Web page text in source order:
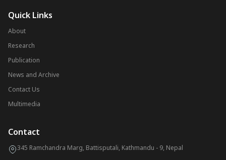
Quick Links
About
Research
Publication
News and Archive
Contact Us
Multimedia
Contact
345 Ramchandra Marg, Battisputali, Kathmandu - 9, Nepal